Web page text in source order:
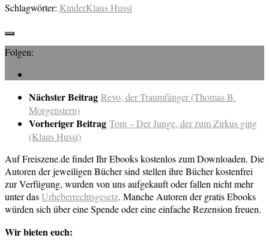
Schlagwörter: KinderKlaus Hussi
Folgen:
Nächster Beitrag Revo, der Traumfänger (Thomas B.
Morgenstern)
Vorheriger Beitrag Tom – Der Junge, der zum Zirkus ging
(Klaus Hussi)
Auf Freiszene.de findet Ihr Ebooks kostenlos zum Downloaden. Die
Autoren der jeweiligen Bücher sind stellen ihre Bücher kostenfrei
zur Verfügung, wurden von uns aufgekauft oder fallen nicht mehr
unter dasUrheberrechtsgesetz. Manche Autoren der gratis Ebooks
würden sich über eine Spende oder eine einfache Rezension freuen.
Wir bieten euch: